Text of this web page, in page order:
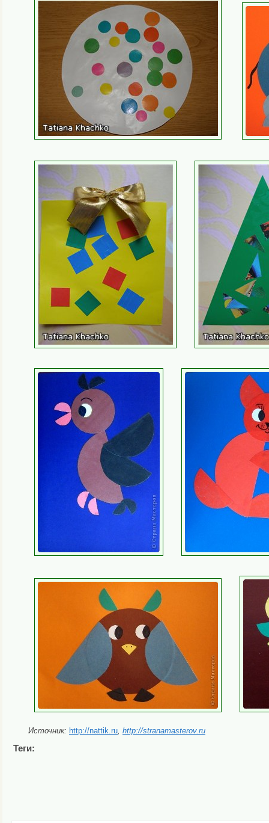
Источник: http://nattik.ru http://stranamasterov.ru
Теги: